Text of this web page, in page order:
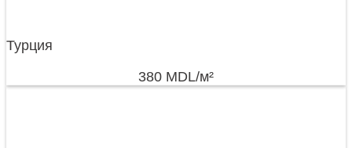
Турция
380 MDL/м²